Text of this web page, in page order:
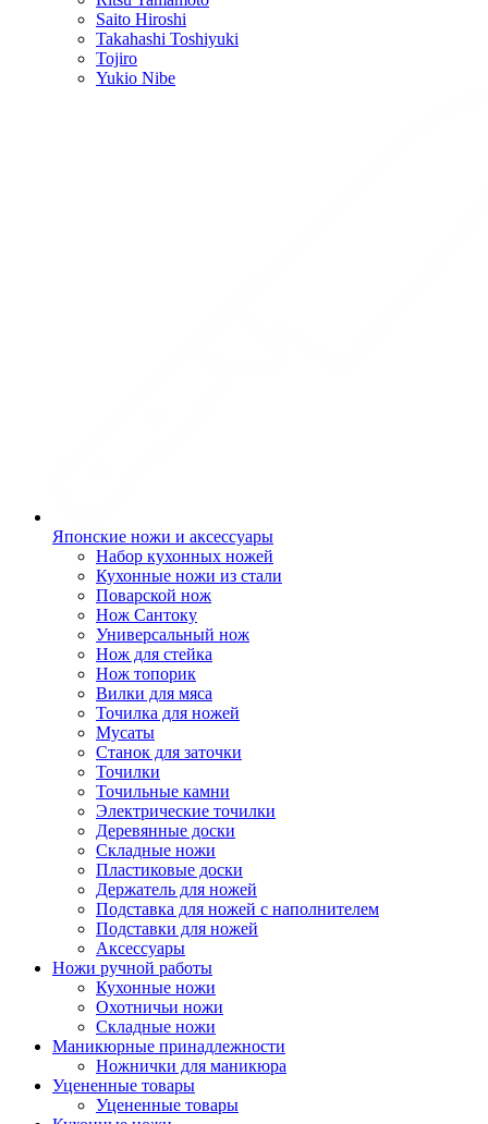
Saito Hiroshi
Takahashi Toshiyuki
Tojiro
Yukio Nibe
Японские ножи и аксессуары
Набор кухонных ножей
Кухонные ножи из стали
Поварской нож
Нож Сантоку
Универсальный нож
Нож для стейка
Нож топорик
Вилки для мяса
Точилка для ножей
Мусаты
Станок для заточки
Точилки
Точильные камни
Электрические точилки
Деревянные доски
Складные ножи
Пластиковые доски
Держатель для ножей
Подставка для ножей с наполнителем
Подставки для ножей
Аксессуары
Ножи ручной работы
Кухонные ножи
Охотничьи ножи
Складные ножи
Маникюрные принадлежности
Ножнички для маникюра
Уцененные товары
Уцененные товары